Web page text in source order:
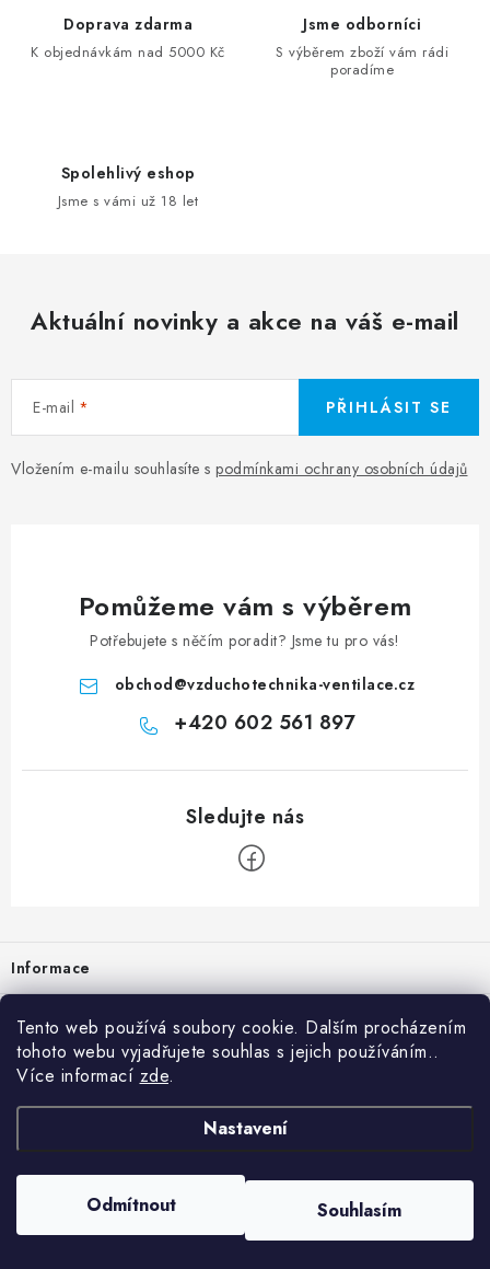
Tento web používá soubory cookie. Dalším procházením
tohoto webu vyjadřujete souhlas s jejich používáním..
Více informací zde.
Nastavení
Odmítnout Souhlasím
Doprava zdarma
K objednávkám nad 5000 Kč
Jsme odborníci
S výběrem zboží vám rádi
poradíme
Spolehlivý eshop
Jsme s vámi už 18 let
Aktuální novinky a akce na váš e-mail
E-mail
Vložením e-mailu souhlasíte s podmínkami ochrany osobních údajů
PŘIHLÁSIT SE
Pomůžeme vám s výběrem
Potřebujete s něčím poradit? Jsme tu pro vás!
obchod@vzduchotechnika-ventilace.cz
+420 602 561 897
Informace
Prodejna
Rady a tipy
Nastavil tým EshopyUmíme.cz
vzduchotechnika-ventilace. Všechna práva vyhrazena.